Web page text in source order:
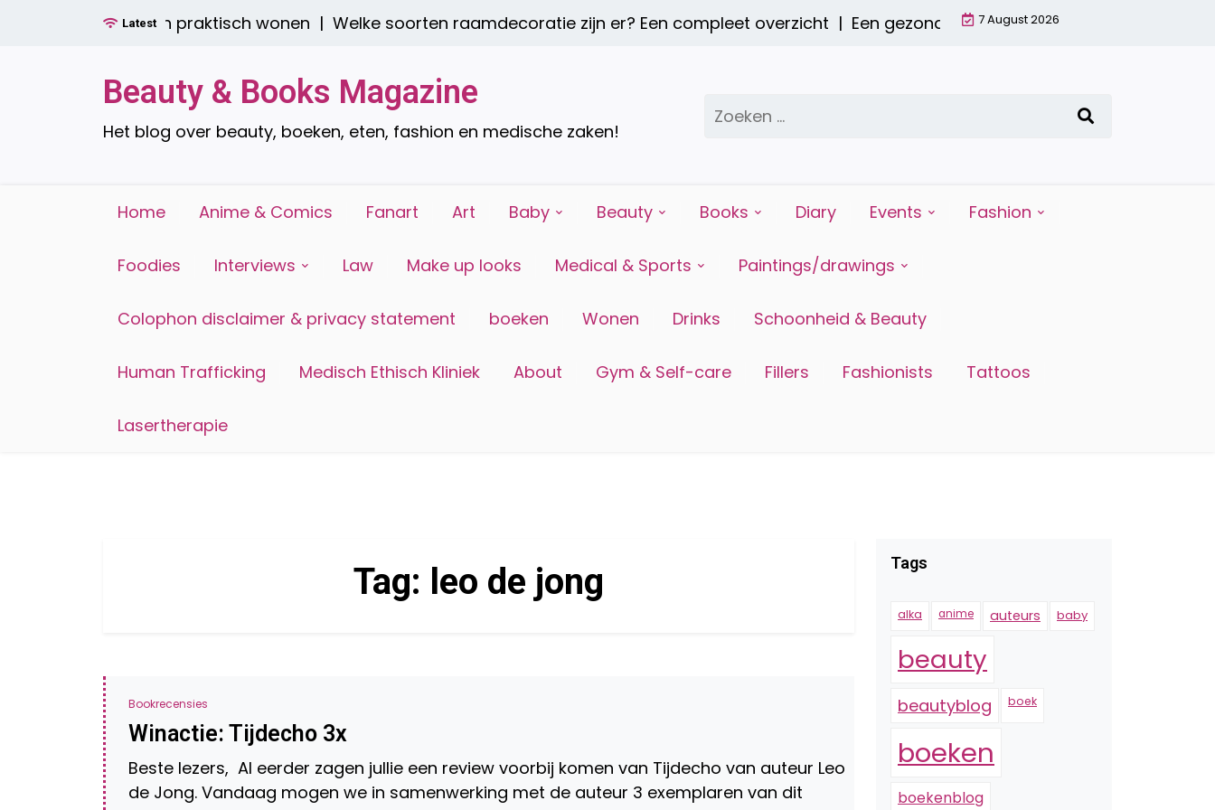
Latest
boren: stijlvol én praktisch wonen | Welke soorten raamdecoratie zijn er? Een compleet overzicht | Een gezond ontbijt met een smoothie:
7 August 2026
Beauty & Books Magazine
Het blog over beauty, boeken, eten, fashion en medische zaken!
Zoeken
naar:
Home Anime & Comics Fanart Art Baby Beauty Books Diary Events Fashion
Foodies Interviews Law Make up looks Medical & Sports Paintings/drawings
Colophon disclaimer & privacy statement boeken Wonen Drinks Schoonheid & Beauty
Human Trafficking Medisch Ethisch Kliniek About Gym & Self-care Fillers Fashionists Tattoos
Lasertherapie
Tag: leo de jong
Bookrecensies
Winactie: Tijdecho 3x
Beste lezers, Al eerder zagen jullie een review voorbij komen van Tijdecho van auteur Leo
de Jong. Vandaag mogen we in samenwerking met de auteur 3 exemplaren van dit
Tags
alka anime auteurs baby
beauty
beautyblog boek
boeken
boekenblog